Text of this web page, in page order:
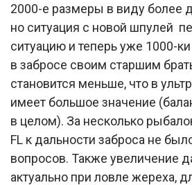
2000-е размеры в виду более
но ситуация с новой шпулей
ситуацию и теперь уже 1000-
в забросе своим старшим
становится меньше, что в
имеет большое значение
в целом). За несколько
FL к дальности заброса не
вопросов. Также увеличение
актуально при ловле жереха,